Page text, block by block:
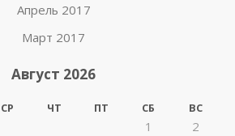
Апрель 2017
Март 2017
Август 2026
СР ЧТ ПТ СБ ВС
1
2